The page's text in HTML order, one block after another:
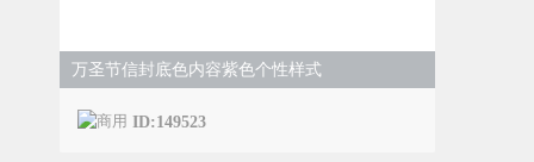
万圣节信封底色内容紫色个性样式
ID:149523